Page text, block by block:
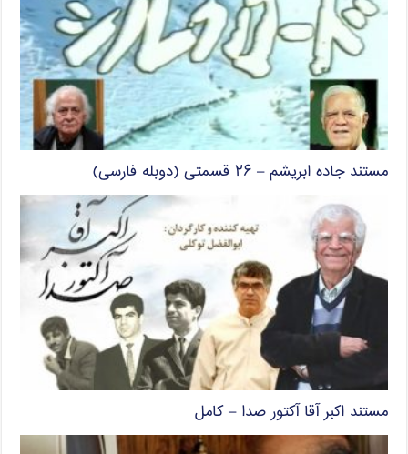
مستند جاده ابریشم – ۲۶ قسمتی (دوبله فارسی)
مستند اکبر آقا آکتور صدا – کامل